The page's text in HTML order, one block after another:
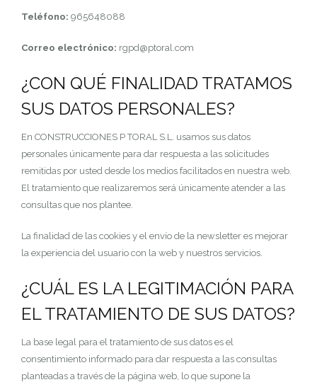
Teléfono: 965648088
Correo electrónico: rgpd@ptoral.com
¿CON QUÉ FINALIDAD TRATAMOS
SUS DATOS PERSONALES?
En CONSTRUCCIONES P TORAL S.L. usamos sus datos
personales únicamente para dar respuesta a las solicitudes
remitidas por usted desde los medios facilitados en nuestra web.
El tratamiento que realizaremos será únicamente atender a las
consultas que nos plantee.
La finalidad de las cookies y el envío de la newsletter es mejorar
la experiencia del usuario con la web y nuestros servicios.
¿CUÁL ES LA LEGITIMACIÓN PARA
EL TRATAMIENTO DE SUS DATOS?
La base legal para el tratamiento de sus datos es el
consentimiento informado para dar respuesta a las consultas
planteadas a través de la página web, lo que supone la